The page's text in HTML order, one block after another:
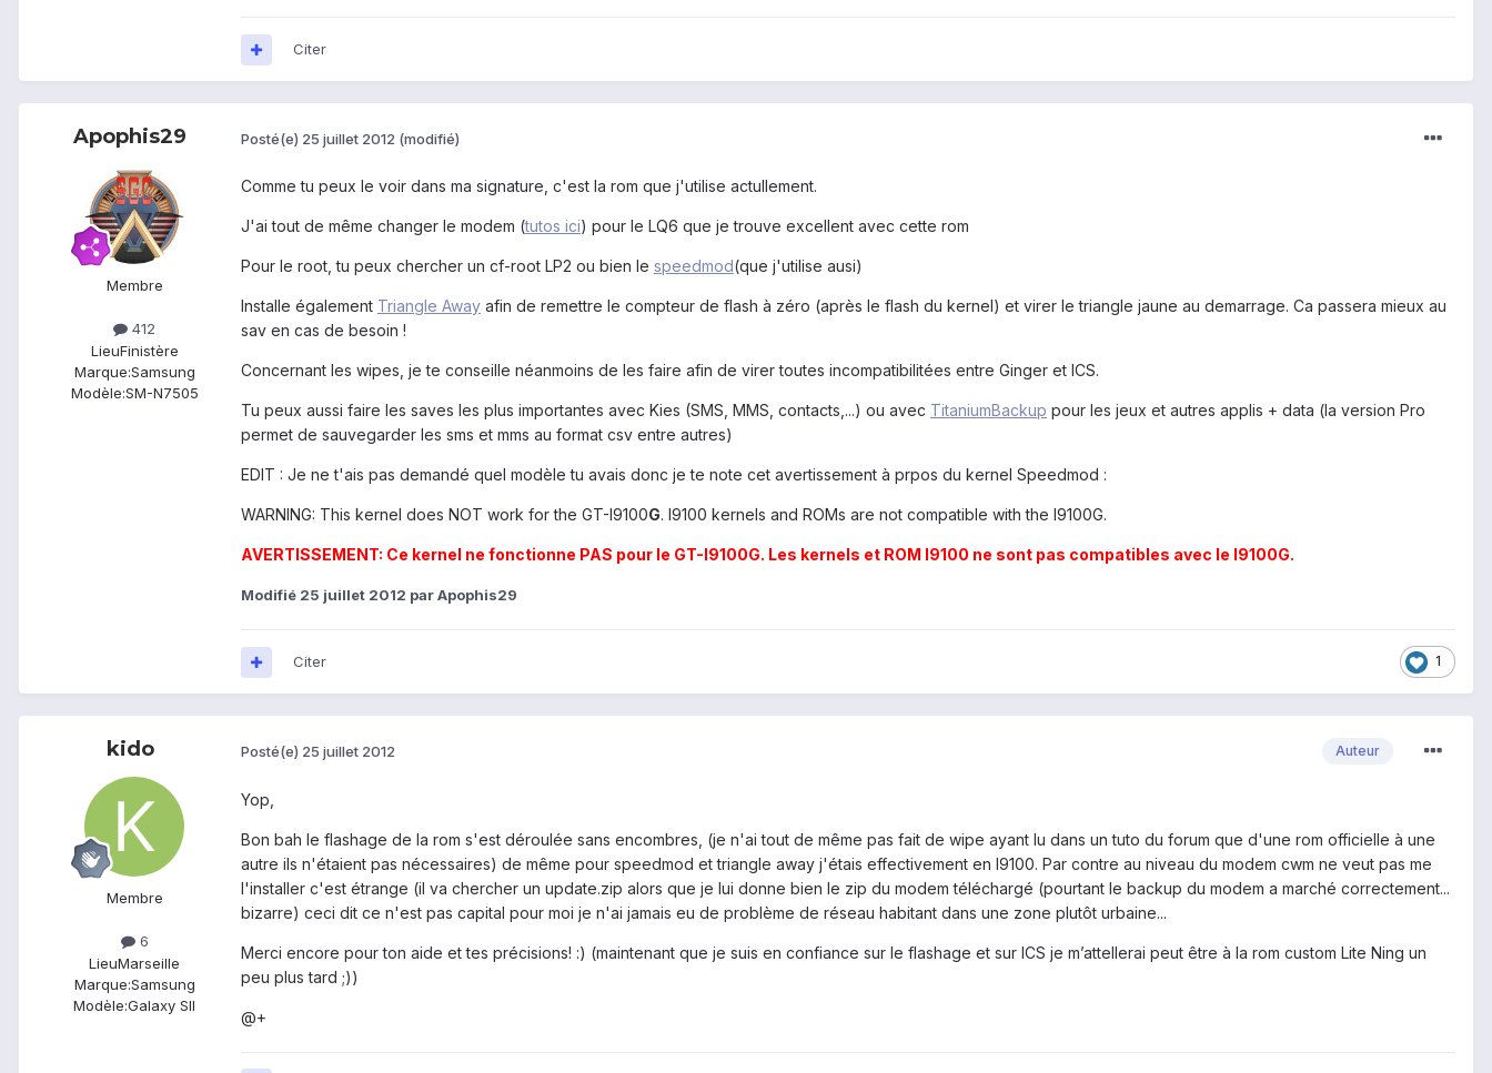
Citer
Apophis29
Membre
412
LieuFinistère
Marque:Samsung
Modèle:SM-N7505
Posté(e) 25 juillet 2012 (modifié)
Comme tu peux le voir dans ma signature, c'est la rom que j'utilise actullement.
J'ai tout de même changer le modem (tutos ici) pour le LQ6 que je trouve excellent avec cette rom
Pour le root, tu peux chercher un cf-root LP2 ou bien le speedmod(que j'utilise ausi)
Installe également Triangle Away afin de remettre le compteur de flash à zéro (après le flash du kernel) et virer le triangle jaune au demarrage. Ca passera mieux au
sav en cas de besoin !
Concernant les wipes, je te conseille néanmoins de les faire afin de virer toutes incompatibilitées entre Ginger et ICS.
Tu peux aussi faire les saves les plus importantes avec Kies (SMS, MMS, contacts,...) ou avec TitaniumBackup pour les jeux et autres applis + data (la version Pro
permet de sauvegarder les sms et mms au format csv entre autres)
EDIT : Je ne t'ais pas demandé quel modèle tu avais donc je te note cet avertissement à prpos du kernel Speedmod :
WARNING: This kernel does NOT work for the GT-I9100G. I9100 kernels and ROMs are not compatible with the I9100G.
AVERTISSEMENT: Ce kernel ne fonctionne PAS pour le GT-I9100G. Les kernels et ROM I9100 ne sont pas compatibles avec le I9100G.
Modifié 25 juillet 2012 par Apophis29
1
Citer
kido
Membre
6
LieuMarseille
Marque:Samsung
Modèle:Galaxy SII
Auteur
Posté(e) 25 juillet 2012
Yop,
Bon bah le flashage de la rom s'est déroulée sans encombres, (je n'ai tout de même pas fait de wipe ayant lu dans un tuto du forum que d'une rom officielle à une
autre ils n'étaient pas nécessaires) de même pour speedmod et triangle away j'étais effectivement en I9100. Par contre au niveau du modem cwm ne veut pas me
l'installer c'est étrange (il va chercher un update.zip alors que je lui donne bien le zip du modem téléchargé (pourtant le backup du modem a marché correctement...
bizarre) ceci dit ce n'est pas capital pour moi je n'ai jamais eu de problème de réseau habitant dans une zone plutôt urbaine...
Merci encore pour ton aide et tes précisions! :) (maintenant que je suis en confiance sur le flashage et sur ICS je m’attellerai peut être à la rom custom Lite Ning un
peu plus tard ;))
@+